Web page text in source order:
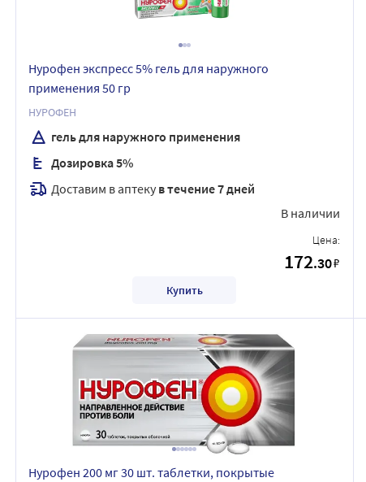
Нурофен экспресс 5% гель для наружного
применения 50 гр
НУРОФЕН
гель для наружного применения
Дозировка 5%
Доставим в аптеку в течение 7 дней
В наличии
Цена:
172.30₽
Купить
Нурофен 200 мг 30 шт. таблетки, покрытые